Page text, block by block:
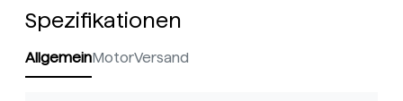
Spezifikationen
AllgemeinMotorVersand